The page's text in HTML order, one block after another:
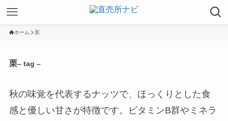
ホーム 栗
栗– tag –
秋の味覚を代表するナッツで、ほっくりとした食
感と優しい甘さが特徴です。ビタミンB群やミネラ